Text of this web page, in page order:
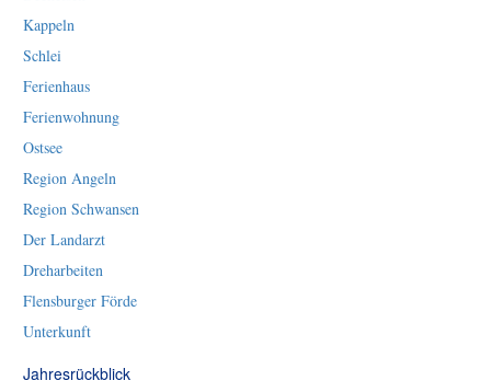
Kappeln
Schlei
Ferienhaus
Ferienwohnung
Ostsee
Region Angeln
Region Schwansen
Der Landarzt
Dreharbeiten
Flensburger Förde
Unterkunft
Jahresrückblick